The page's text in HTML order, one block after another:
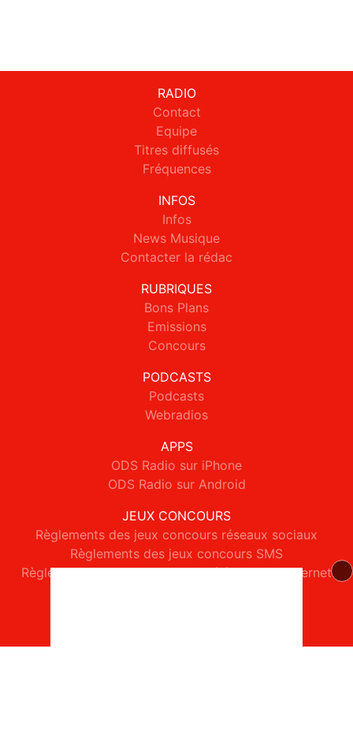
RADIO
Contact
Equipe
Titres diffusés
Fréquences
INFOS
Infos
News Musique
Contacter la rédac
RUBRIQUES
Bons Plans
Emissions
Concours
PODCASTS
Podcasts
Webradios
APPS
ODS Radio sur iPhone
ODS Radio sur Android
JEUX CONCOURS
Règlements des jeux concours réseaux sociaux
Règlements des jeux concours SMS
Règlements des jeux concours téléphone et internet